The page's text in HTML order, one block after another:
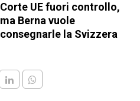
Corte UE fuori controllo,
ma Berna vuole
consegnarle la Svizzera